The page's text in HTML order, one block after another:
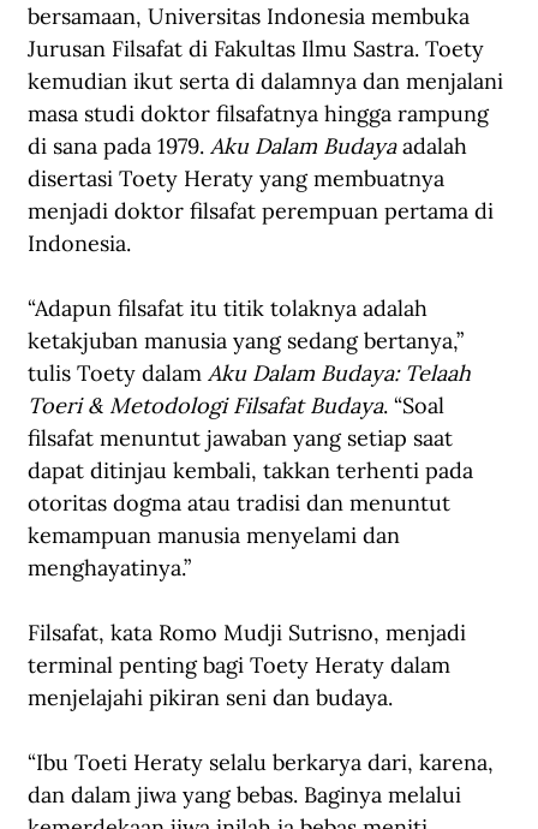
bersamaan, Universitas Indonesia membuka
Jurusan Filsafat di Fakultas Ilmu Sastra. Toety
kemudian ikut serta di dalamnya dan menjalani
masa studi doktor filsafatnya hingga rampung
di sana pada 1979. Aku Dalam Budaya adalah
disertasi Toety Heraty yang membuatnya
menjadi doktor filsafat perempuan pertama di
Indonesia.
“Adapun filsafat itu titik tolaknya adalah
ketakjuban manusia yang sedang bertanya,”
tulis Toety dalam Aku Dalam Budaya: Telaah
Toeri & Metodologi Filsafat Budaya. “Soal
filsafat menuntut jawaban yang setiap saat
dapat ditinjau kembali, takkan terhenti pada
otoritas dogma atau tradisi dan menuntut
kemampuan manusia menyelami dan
menghayatinya.”
Filsafat, kata Romo Mudji Sutrisno, menjadi
terminal penting bagi Toety Heraty dalam
menjelajahi pikiran seni dan budaya.
“Ibu Toeti Heraty selalu berkarya dari, karena,
dan dalam jiwa yang bebas. Baginya melalui